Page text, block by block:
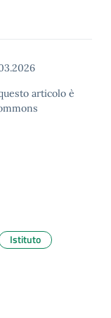
articolo è
Istituto